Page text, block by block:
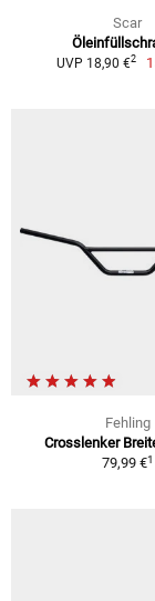
Scar
UVP 18,90 €2
Fehling
Crosslenker
79,99 €1